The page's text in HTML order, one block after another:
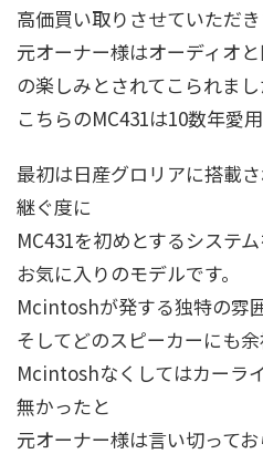
高価買い取りさせていただき
元オーナー様はオーディオ
の楽しみとされてこられまし
こちらのMC431は10数年愛
最初は日産グロリアに搭載
継ぐ度に
MC431を初めとするシステ
お気に入りのモデルです。
Mcintoshが発する独特の雰囲
そしてどのスピーカーにも
Mcintoshなくしてはカーラ
無かったと
元オーナー様は言い切ってお